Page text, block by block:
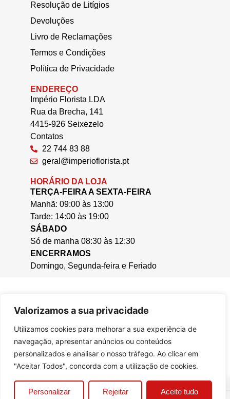
Valorizamos a sua privacidade
Utilizamos cookies para melhorar a sua experiência de
navegação, apresentar anúncios ou conteúdos
personalizados e analisar o nosso tráfego. Ao clicar em
"Aceitar Todos", concorda com a utilização de cookies.
Personalizar Rejeitar Aceite tudo
Resolução de Litígios
Devoluções
Livro de Reclamações
Termos e Condições
Política de Privacidade
ENDEREÇO
Império Florista LDA
Rua da Brecha, 141
4415-926 Seixezelo
Contatos
22 744 83 88
geral@imperioflorista.pt
HORÁRIO DA LOJA
TERÇA-FEIRA A SEXTA-FEIRA
Manhã: 09:00 às 13:00
Tarde: 14:00 às 19:00
SÁBADO
Só de manha 08:30 às 12:30
ENCERRAMOS
Domingo, Segunda-feira e Feriado